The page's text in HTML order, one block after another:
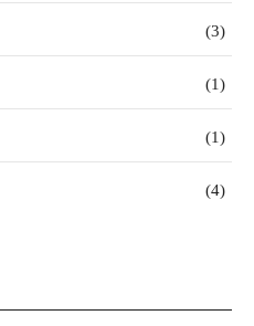
(3)
(1)
(1)
(4)